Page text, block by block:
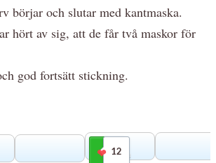
börjar och slutar med kantmaska.
hört av sig, att de får två maskor för
god fortsätt stickning.
12
Gilla